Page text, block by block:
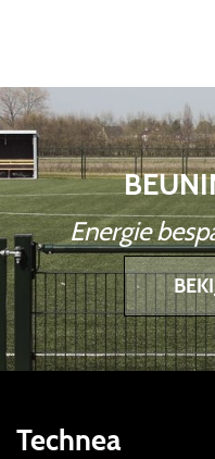
Energie
Technea